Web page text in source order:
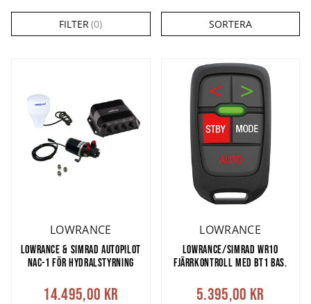
FILTER (0) SORTERA
LOWRANCE
LOWRANCE & SIMRAD AUTOPILOT
NAC-1 FÖR HYDRALSTYRNING
14.495,00 kr
LOWRANCE
LOWRANCE/SIMRAD WR10
FJÄRRKONTROLL MED BT1 BAS.
5.395,00 kr